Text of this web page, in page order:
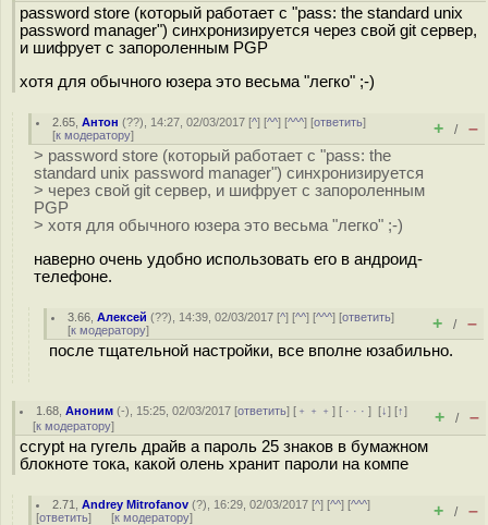
password store (который работает с "pass: the standard unix
password manager") синхронизируется через свой git сервер,
и шифрует с запороленным PGP
хотя для обычного юзера это весьма "легко" ;-)
2.65 ,Антон (??), 14:27, 02/03/2017 [^] [^^] [^^^] [ответить]
[к модератору] + / –
> password store (который работает с "pass: the
standard unix password manager") синхронизируется
> через свой git сервер, и шифрует с запороленным
PGP
> хотя для обычного юзера это весьма "легко" ;-)
наверно очень удобно использовать его в андроид-
телефоне.
3.66 ,Алексей (??), 14:39, 02/03/2017 [^] [^^] [^^^] [ответить]
[к модератору] + / –
после тщательной настройки, все вполне юзабильно.
1.68 ,Аноним (-), 15:25, 02/03/2017 [ответить] [ ﹢﹢﹢] [ · · ·][↓] [↑]
[к модератору] + / –
ccrypt на гугель драйв а пароль 25 знаков в бумажном
блокноте тока, какой олень хранит пароли на компе
2.71 ,Andrey Mitrofanov (?), 16:29, 02/03/2017 [^] [^^] [^^^]
[ответить] [к модератору] + / –